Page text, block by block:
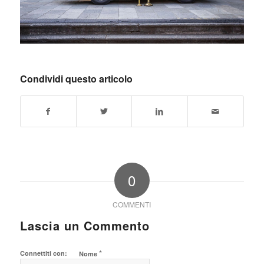
Condividi questo articolo
0
COMMENTI
Lascia un Commento
Connettiti con: Nome *